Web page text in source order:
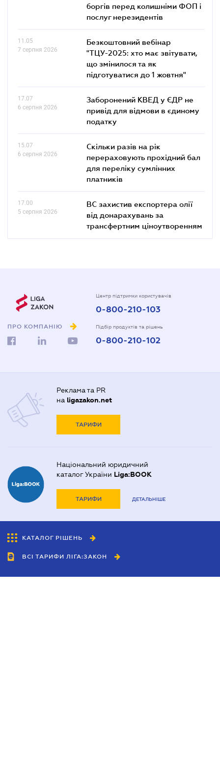
боргів перед колишніми ФОП і
послуг нерезидентів
11.05
7 серпня 2026
Безкоштовний вебінар
"ТЦУ-2025: хто має звітувати,
що змінилося та як
підготуватися до 1 жовтня"
17.07
6 серпня 2026
Заборонений КВЕД у ЄДР не
привід для відмови в єдиному
податку
15.07
6 серпня 2026
Скільки разів на рік
перераховують прохідний бал
для переліку сумлінних
платників
17.00
5 серпня 2026
ВС захистив експортера олії
від донарахувань за
трансфертним ціноутворенням
ПРО КОМПАНІЮ
Центр підтримки користувачів
0-800-210-103
Підбір продуктів та рішень
0-800-210-102
Реклама та PR
на ligazakon.net
ТАРИФИ
Національний юридичний
каталог України Liga:BOOK
ТАРИФИ ДЕТАЛЬНІШЕ
КАТАЛОГ РІШЕНЬ
ВСІ ТАРИФИ ЛІГА:ЗАКОН